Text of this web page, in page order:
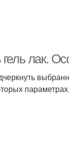
лак.
параметрах.